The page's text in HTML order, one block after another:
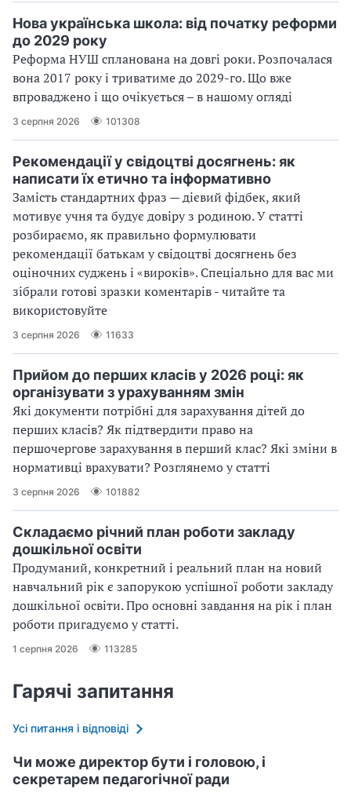
Нова українська школа: від початку реформи
до 2029 року
Реформа НУШ спланована на довгі роки. Розпочалася
вона 2017 року і триватиме до 2029-го. Що вже
впроваджено і що очікується – в нашому огляді
3 серпня 2026 101308
Рекомендації у свідоцтві досягнень: як
написати їх етично та інформативно
Замість стандартних фраз — дієвий фідбек, який
мотивує учня та будує довіру з родиною. У статті
розбираємо, як правильно формулювати
рекомендації батькам у свідоцтві досягнень без
оціночних суджень і «вироків». Спеціально для вас ми
зібрали готові зразки коментарів - читайте та
використовуйте
3 серпня 2026 11633
Прийом до перших класів у 2026 році: як
організувати з урахуванням змін
Які документи потрібні для зарахування дітей до
перших класів? Як підтвердити право на
першочергове зарахування в перший клас? Які зміни в
нормативці врахувати? Розглянемо у статті
3 серпня 2026 101882
Складаємо річний план роботи закладу
дошкільної освіти
Продуманий, конкретний і реальний план на новий
навчальний рік є запорукою успішної роботи закладу
дошкільної освіти. Про основні завдання на рік і план
роботи пригадуємо у статті.
1 серпня 2026 113285
Гарячі запитання
Усі питання і відповіді
Чи може директор бути і головою, і
секретарем педагогічної ради